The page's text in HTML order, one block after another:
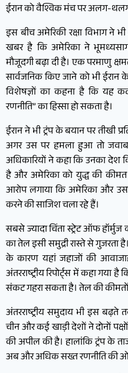
ईरान को वैश्विक मंच पर अलग-
इस बीच अमेरिकी रक्षा विभाग ने
खबर है कि अमेरिका ने
मौजूदगी बढ़ा दी है। एक परमाणु
सार्वजनिक किए जाने को भी ईरान
विशेषज्ञों का कहना है कि यह
रणनीति” का हिस्सा हो सकता है।
ईरान ने भी ट्रंप के बयान पर तीखी
अगर उस पर हमला हुआ तो जवाब
अधिकारियों ने कहा कि उनका
है और अमेरिका को युद्ध की
आरोप लगाया कि अमेरिका और
करने की साजिश चला रहे हैं।
सबसे ज्यादा चिंता स्ट्रेट ऑफ
का तेल इसी समुद्री रास्ते से
के कारण यहां जहाजों की
अंतरराष्ट्रीय रिपोर्ट्स में कहा गया
संकट गहरा सकता है। तेल की
अंतरराष्ट्रीय समुदाय भी इस बढ़ते
चीन और कई खाड़ी देशों ने दोनों
की अपील की है। हालांकि ट्रंप के
अब और अधिक सख्त रणनीति की